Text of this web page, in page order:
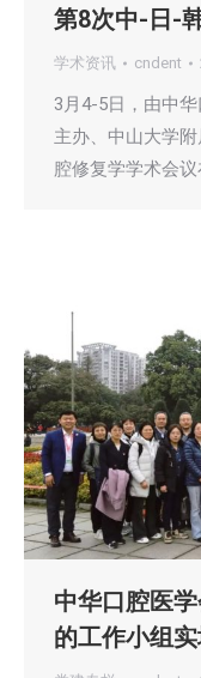
第8次中-日-
学术资讯 cndent
3月4-5日，由中
主办、中山大学
腔修复学学术会
中华口腔医
的工作小组